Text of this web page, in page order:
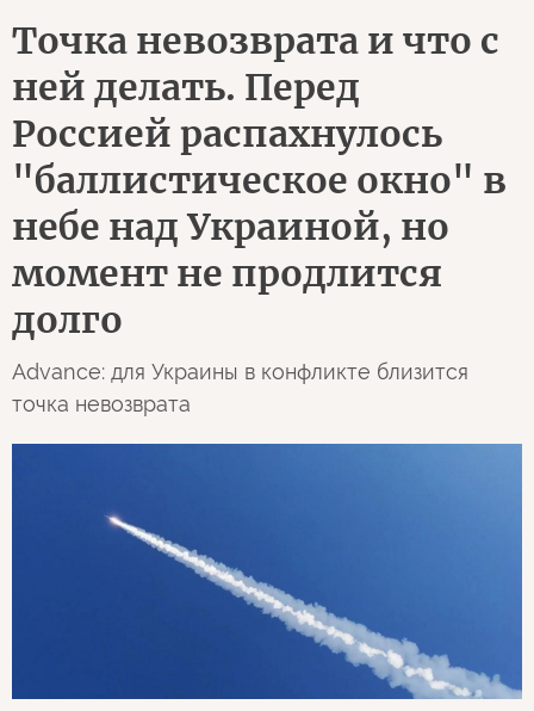
Точка невозврата и что с
ней делать. Перед
Россией распахнулось
"баллистическое окно" в
небе над Украиной, но
момент не продлится
долго
Advance: для Украины в конфликте близится
точка невозврата